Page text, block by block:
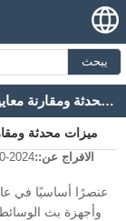
يبحث
Amlogic S905x5m مقابل Amlogic S905x4: ميزات محدثة ومقارنة معايير
الافراج عن::2024-10-11
وأجهزة بث